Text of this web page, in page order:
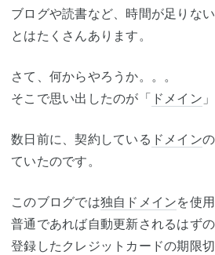
ブログや読書など、時間が足りな
とはたくさんあります。
さて、何からやろうか。。。
そこで思い出したのが「 ドメイン
数日前に、契約している ドメイン
ていたのです。
このブログでは独自ドメインを使
普通であれば自動更新されるはずの
登録したクレジットカードの期限